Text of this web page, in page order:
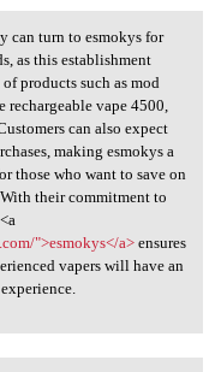
can turn
can turn to esmokys for
as this establishment
products such as mod
rechargeable vape 4500,
can also expect
making esmokys a
those who want to save on
their commitment to
">esmokys</a>ensures
vapers will have an